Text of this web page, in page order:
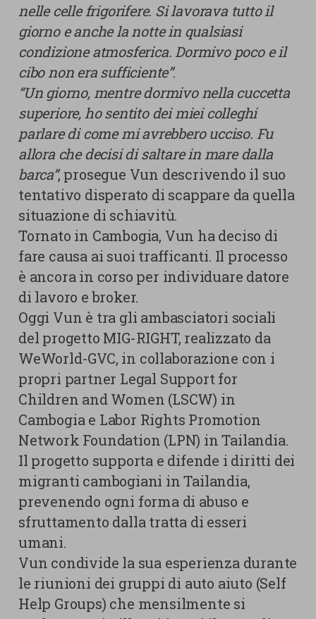
nelle celle frigorifere. Si lavorava tutto il
giorno e anche la notte in qualsiasi
condizione atmosferica. Dormivo poco e il
cibo non era sufficiente”.
“Un giorno, mentre dormivo nella cuccetta
superiore, ho sentito dei miei colleghi
parlare di come mi avrebbero ucciso. Fu
allora che decisi di saltare in mare dalla
barca”, prosegue Vun descrivendo il suo
tentativo disperato di scappare da quella
situazione di schiavitù.
Tornato in Cambogia, Vun ha deciso di
fare causa ai suoi trafficanti. Il processo
è ancora in corso per individuare datore
di lavoro e broker.
Oggi Vun è tra gli ambasciatori sociali
del progetto MIG-RIGHT, realizzato da
WeWorld-GVC, in collaborazione con i
propri partner Legal Support for
Children and Women (LSCW) in
Cambogia e Labor Rights Promotion
Network Foundation (LPN) in Tailandia.
Il progetto supporta e difende i diritti dei
migranti cambogiani in Tailandia,
prevenendo ogni forma di abuso e
sfruttamento dalla tratta di esseri
umani.
Vun condivide la sua esperienza durante
le riunioni dei gruppi di auto aiuto (Self
Help Groups) che mensilmente si